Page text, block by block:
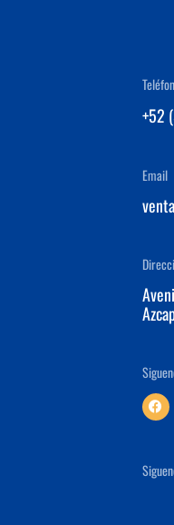
+52
Email
F
a
c
o